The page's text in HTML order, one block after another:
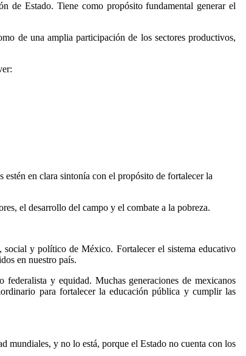
de Estado. Tiene como propósito fundamental generar el
de una amplia participación de los sectores productivos,
en clara sintonía con el propósito de fortalecer la
el desarrollo del campo y el combate a la pobreza.
y político de México. Fortalecer el sistema educativo
en nuestro país.
y equidad. Muchas generaciones de mexicanos
para fortalecer la educación pública y cumplir las
mundiales, y no lo está, porque el Estado no cuenta con los